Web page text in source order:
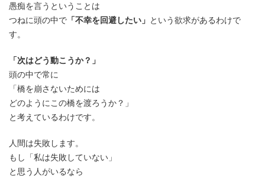
愚痴を言うということは
つねに頭の中で 「不幸を回避したい」 という欲求があるわけで
す。
「次はどう動こうか？」
頭の中で常に
「橋を崩さないためには
どのようにこの橋を渡ろうか？」
と考えているわけです。
人間は失敗します。
もし「私は失敗していない」
と思う人がいるなら